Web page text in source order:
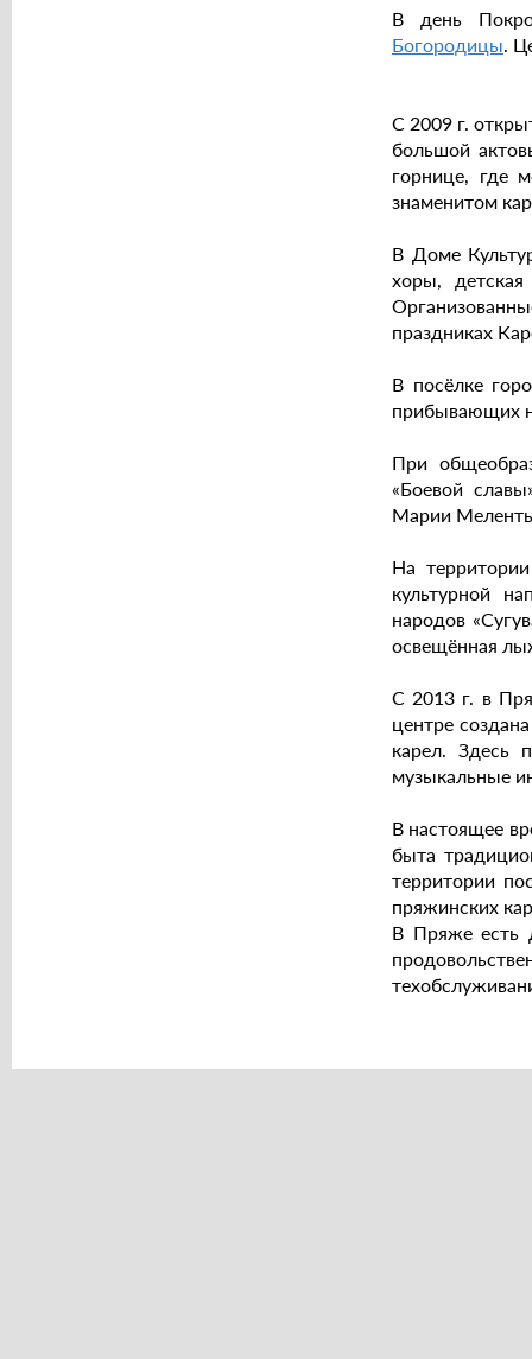
В день
Богородицы.
С 2009 г.
большой
горнице, где
знаменитом
В Доме
хоры,
праздниках
В посёлке
прибывающих
При
«Боевой
Марии
На
культурной
народов
освещённая
С 2013 г. в
центре
карел. Здесь
музыкальные
В настоящее
быта
территории
пряжинских
В Пряже есть